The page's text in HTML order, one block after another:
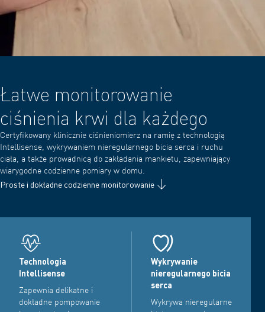
Łatwe monitorowanie
ciśnienia krwi dla każdego
Certyfikowany klinicznie ciśnieniomierz na ramię z technologią
Intellisense, wykrywaniem nieregularnego bicia serca i ruchu
ciała, a także prowadnicą do zakładania mankietu, zapewniający
wiarygodne codzienne pomiary w domu.
Proste i dokładne codzienne monitorowanie
Technologia
Intellisense
Zapewnia delikatne i
dokładne pompowanie
Wykrywanie
nieregularnego bicia
serca
Wykrywa nieregularne